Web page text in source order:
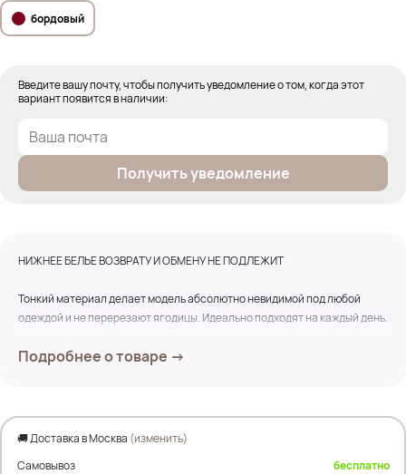
бордовый
Введите вашу почту, чтобы получить уведомление о том, когда этот
вариант появится в наличии:
Получить уведомление
НИЖНЕЕ БЕЛЬЕ ВОЗВРАТУ И ОБМЕНУ НЕ ПОДЛЕЖИТ
Тонкий материал делает модель абсолютно невидимой под любой
одеждой и не перерезают ягодицы. Идеально подходят на каждый день.
кружево не колется.
3XL
Подробнее о товаре →
🚚 Доставка в Москва (изменить)
Самовывоз
бесплатно